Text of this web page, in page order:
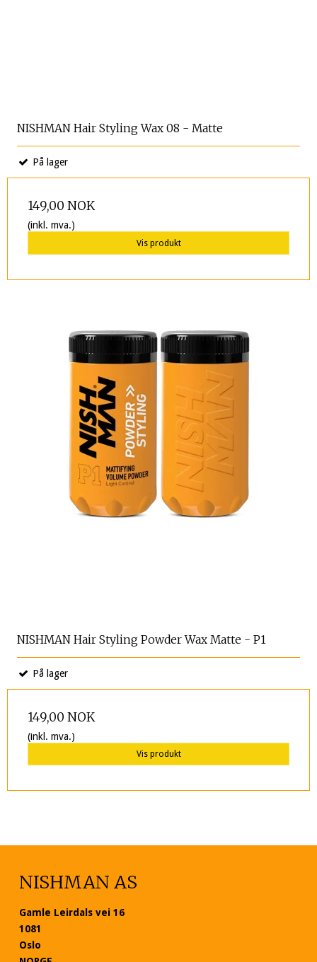
NISHMAN Hair Styling Wax 08 - Matte
På lager
149,00 NOK
(inkl. mva.)
Vis produkt
NISHMAN Hair Styling Powder Wax Matte - P1
På lager
149,00 NOK
(inkl. mva.)
Vis produkt
NISHMAN AS
Gamle Leirdals vei 16
1081
Oslo